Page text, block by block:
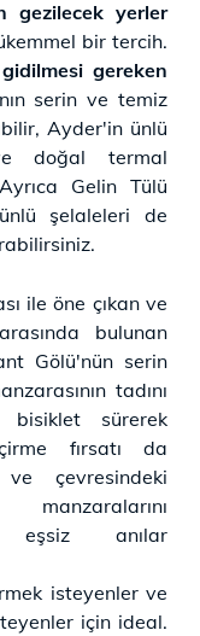
gezilecek yerler
bir tercih.
gereken
serin ve temiz
Ayder'in ünlü
doğal termal
Gelin Tülü
şelaleleri de
ile öne çıkan ve
arasında bulunan
Gölü'nün serin
tadını
bisiklet sürerek
fırsatı da
çevresindeki
eşsiz anılar
isteyenler ve
için ideal.